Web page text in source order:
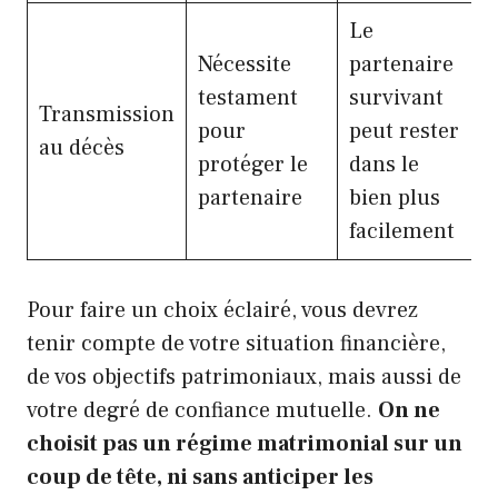
Transmission
au décès
Nécessite
testament
pour
protéger le
partenaire
Le
partenaire
survivant
peut rester
dans le
bien plus
facilement
Pour faire un choix éclairé, vous devrez
tenir compte de votre situation financière,
de vos objectifs patrimoniaux, mais aussi de
votre degré de confiance mutuelle. On ne
choisit pas un régime matrimonial sur un
coup de tête, ni sans anticiper les